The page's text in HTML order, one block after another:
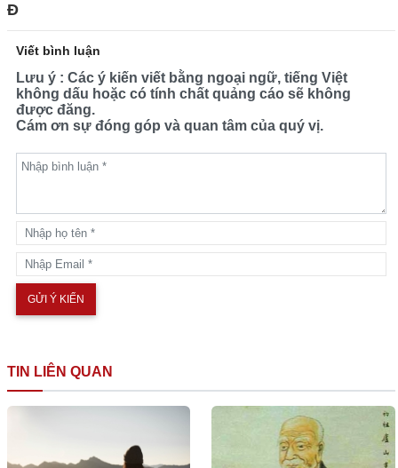
Đ
Viết bình luận
Lưu ý : Các ý kiến viết bằng ngoại ngữ, tiếng Việt
không dấu hoặc có tính chất quảng cáo sẽ không
được đăng.
Cám ơn sự đóng góp và quan tâm của quý vị.
TIN LIÊN QUAN